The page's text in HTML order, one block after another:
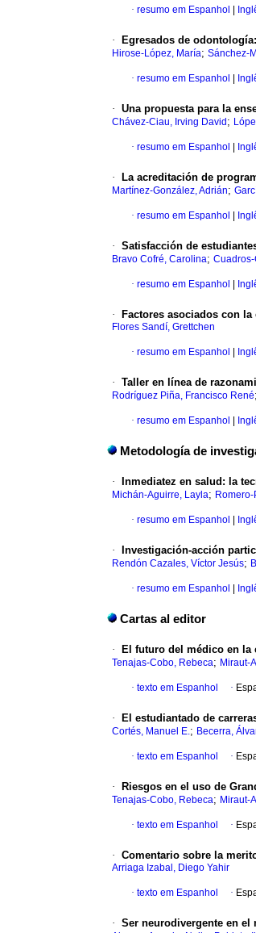
· resumo em Espanhol
· Egresados de
Hirose-López, María; Sánchez-
· resumo em Espanhol
· Una propuesta para la
Chávez-Ciau, Irving David ;
· resumo em Espanhol
· La acreditación de
Martínez-González, Adrián;
· resumo em Espanhol
· Satisfacción de
Bravo Cofré, Carolina;
· resumo em Espanhol
· Factores asociados con
Flores Sandí, Grettchen
· resumo em Espanhol
· Taller en línea de
Rodríguez Piña, Francisco René;
· resumo em Espanhol
Metodología de
· Inmediatez en salud: la
Michán-Aguirre, Layla;
· resumo em Espanhol
· Investigación-acción
Rendón Cazales, Víctor Jesús;
· resumo em Espanhol
Cartas al editor
· El futuro del médico en la
Tenajas-Cobo, Rebeca; Miraut-
· texto em Espanhol ·
· El estudiantado de
Cortés, Manuel E.; Becerra,
· texto em Espanhol ·
· Riesgos en el uso de
Tenajas-Cobo, Rebeca; Miraut-
· texto em Espanhol ·
· Comentario sobre la
Arriaga Izabal, Diego Yahir
· texto em Espanhol ·
· Ser neurodivergente en el